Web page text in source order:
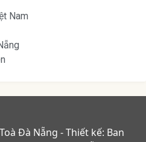
Nam
Đà Nẵng - Thiết kế: Ban